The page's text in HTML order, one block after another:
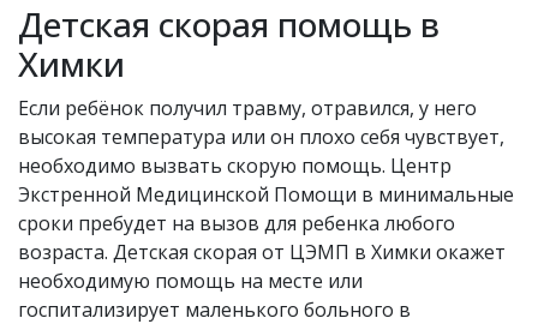
Детская скорая помощь в
Химки
Если ребёнок получил травму, отравился, у него
высокая температура или он плохо себя чувствует,
необходимо вызвать скорую помощь. Центр
Экстренной Медицинской Помощи в минимальные
сроки пребудет на вызов для ребенка любого
возраста. Детская скорая от ЦЭМП в Химки окажет
необходимую помощь на месте или
госпитализирует маленького больного в